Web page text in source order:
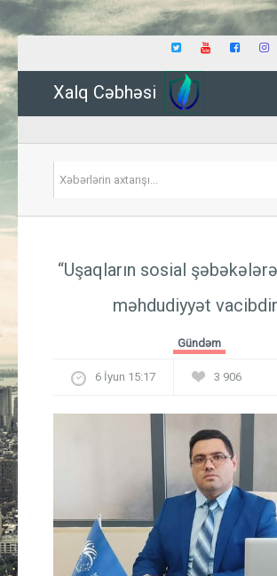
Xalq Cəbhəsi
Güney
İdman
“Uşaqların sosial şəbəkələrə
məhdudiyyət
Gündəm
6 İyun 15:17 3 906